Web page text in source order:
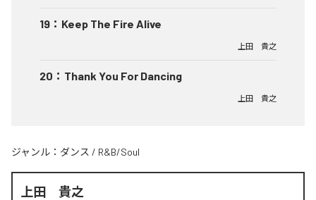
19 ： Keep The Fire Alive
上田 貴之
20 ： Thank You For Dancing
上田 貴之
ジャンル： ダンス / R&B/Soul
上田 貴之